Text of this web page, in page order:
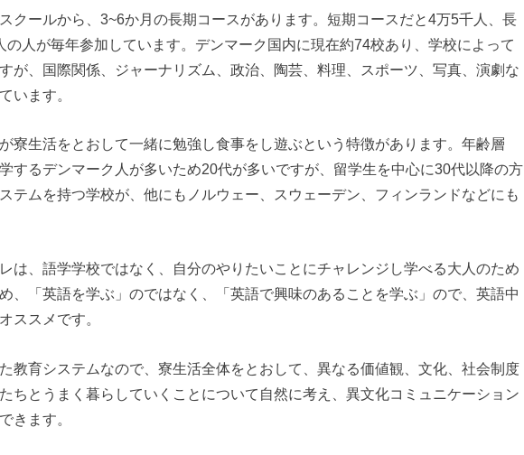
クールから、3~6か月の長期コースがあります。短期コースだと4万5千人、長
の人が毎年参加しています。デンマーク国内に現在約74校あり、学校によって
が、国際関係、ジャーナリズム、政治、陶芸、料理、スポーツ、写真、演劇な
います。
寮生活をとおして一緒に勉強し食事をし遊ぶという特徴があります。年齢層
するデンマーク人が多いため20代が多いですが、留学生を中心に30代以降の方
テムを持つ学校が、他にもノルウェー、スウェーデン、フィンランドなどにも
は、語学学校ではなく、自分のやりたいことにチャレンジし学べる大人のため
、「英語を学ぶ」のではなく、「英語で興味のあることを学ぶ」ので、英語中
ススメです。
教育システムなので、寮生活全体をとおして、異なる価値観、文化、社会制度
ちとうまく暮らしていくことについて自然に考え、異文化コミュニケーション
きます。